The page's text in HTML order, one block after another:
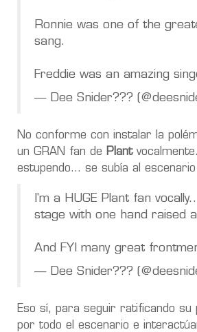
Ronnie was one of the
sang.
Freddie was an amazing
— Dee Snider???
No conforme con instalar la
un GRAN fan de Plant
estupendo... se subía al
I'm a HUGE Plant fan
stage with one hand raised
And FYI many great
— Dee Snider???
Eso sí, para seguir ratificando
por todo el escenario e